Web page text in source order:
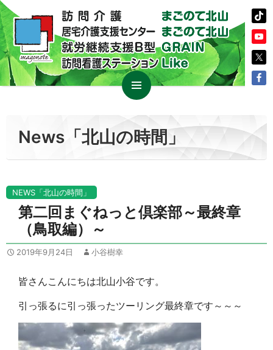
メニュ
ー
ス
キ
News「北山の時間」
NEWS「北山の時間」
第二回まぐねっと倶楽部～最終章
（鳥取編）～
2019年9月24日 小谷樹幸
皆さんこんにちは北山小谷です。
引っ張るに引っ張ったツーリング最終章です～～～